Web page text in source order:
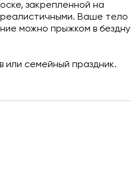
закрепленной на
Ваше тело
можно прыжком в бездну
или семейный праздник.